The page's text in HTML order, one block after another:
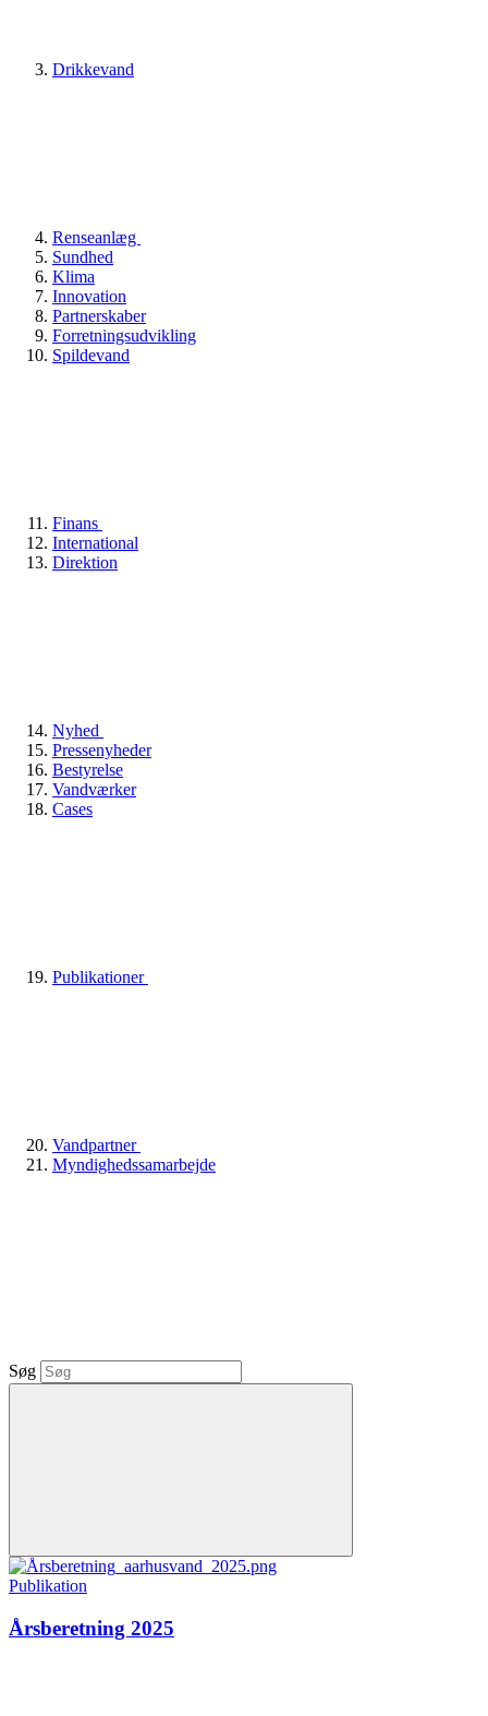
Drikkevand
Renseanlæg
Sundhed
Klima
Innovation
Partnerskaber
Forretningsudvikling
Spildevand
Finans
International
Direktion
Nyhed
Pressenyheder
Bestyrelse
Vandværker
Cases
Publikationer
Vandpartner
Myndighedssamarbejde
Søg
Publikation
Årsberetning 2025